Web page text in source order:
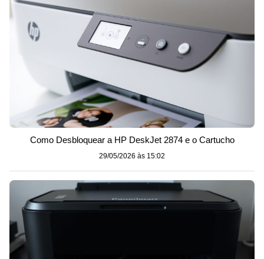
Como Desbloquear a HP DeskJet 2874 e o Cartucho
29/05/2026 às 15:02